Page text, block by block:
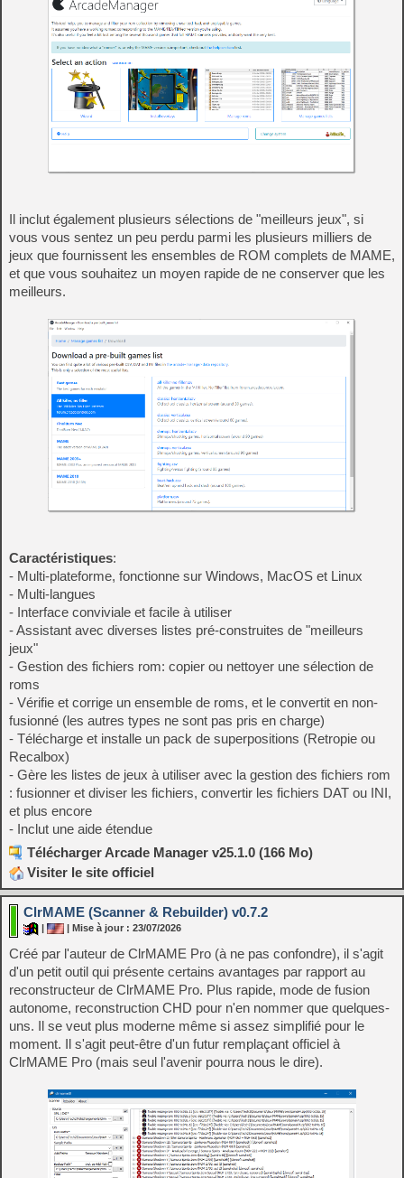
Il inclut également plusieurs sélections de "meilleurs jeux", si
vous vous sentez un peu perdu parmi les plusieurs milliers de
jeux que fournissent les ensembles de ROM complets de MAME,
et que vous souhaitez un moyen rapide de ne conserver que les
meilleurs.
Caractéristiques:
- Multi-plateforme, fonctionne sur Windows, MacOS et Linux
- Multi-langues
- Interface conviviale et facile à utiliser
- Assistant avec diverses listes pré-construites de "meilleurs
jeux"
- Gestion des fichiers rom: copier ou nettoyer une sélection de
roms
- Vérifie et corrige un ensemble de roms, et le convertit en non-
fusionné (les autres types ne sont pas pris en charge)
- Télécharge et installe un pack de superpositions (Retropie ou
Recalbox)
- Gère les listes de jeux à utiliser avec la gestion des fichiers rom
: fusionner et diviser les fichiers, convertir les fichiers DAT ou INI,
et plus encore
- Inclut une aide étendue
Télécharger Arcade Manager v25.1.0 (166 Mo)
Visiter le site officiel
ClrMAME (Scanner & Rebuilder) v0.7.2
| | Mise à jour : 23/07/2026
Créé par l'auteur de ClrMAME Pro (à ne pas confondre), il s'agit
d'un petit outil qui présente certains avantages par rapport au
reconstructeur de ClrMAME Pro. Plus rapide, mode de fusion
autonome, reconstruction CHD pour n'en nommer que quelques-
uns. Il se veut plus moderne même si assez simplifié pour le
moment. Il s'agit peut-être d'un futur remplaçant officiel à
ClrMAME Pro (mais seul l'avenir pourra nous le dire).